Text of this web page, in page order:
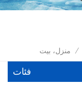
منزل، بيت /
فئات